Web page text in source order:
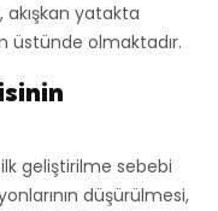
akışkan yatakta
üstünde olmaktadır.
geliştirilme sebebi
düşürülmesi,